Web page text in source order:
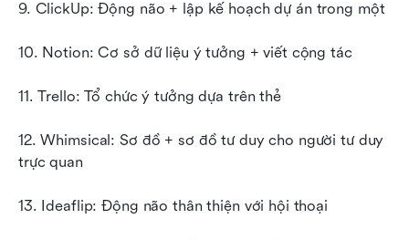
9. ClickUp: Động não + lập kế hoạch dự án trong một
10. Notion: Cơ sở dữ liệu ý tưởng + viết cộng tác
11. Trello: Tổ chức ý tưởng dựa trên thẻ
12. Whimsical: Sơ đồ + sơ đồ tư duy cho người tư duy
trực quan
13. Ideaflip: Động não thân thiện với hội thoại